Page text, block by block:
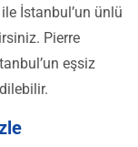
ile İstanbul’un ünlü
Pierre
eşsiz